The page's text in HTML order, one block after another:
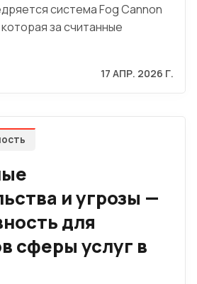
система Fog Cannon
за считанные
17 АПР. 2026 Г.
и угрозы —
для
сферы услуг в